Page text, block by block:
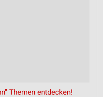
Themen entdecken!